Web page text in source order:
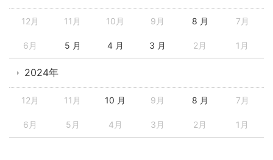
12月 11月 10月 9月 8 月 7月
6月 5 月 4 月 3 月 2月 1月
2024年
12月 11月 10 月 9月 8 月 7月
6月 5月 4月 3月 2月 1月